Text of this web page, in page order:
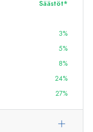
Säästöt*
3%
5%
8%
24%
27%